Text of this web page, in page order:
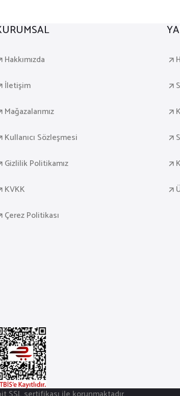
Hakkımızda
İletişim
Mağazalarımız
Kullanıcı Sözleşmesi
Gizlilik Politikamız
KVKK
Çerez Politikası